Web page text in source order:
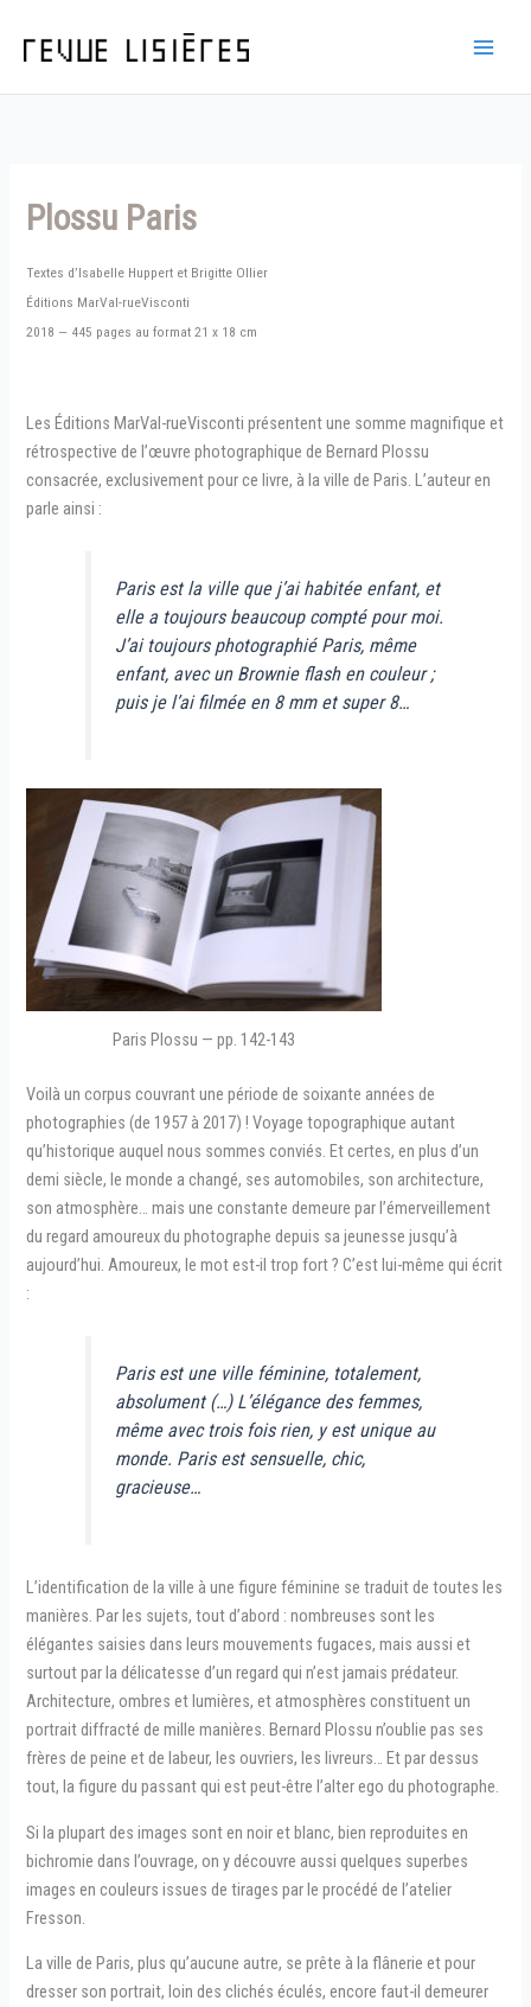
Plossu Paris
Textes d’Isabelle Huppert et Brigitte Ollier
Éditions MarVal-rueVisconti
2018 — 445 pages au format 21 x 18 cm
Les Éditions MarVal-rueVisconti présentent une somme magnifique et
rétrospective de l’œuvre photographique de Bernard Plossu
consacrée, exclusivement pour ce livre, à la ville de Paris. L’auteur en
parle ainsi :
Paris est la ville que j’ai habitée enfant, et
elle a toujours beaucoup compté pour moi.
J’ai toujours photographié Paris, même
enfant, avec un Brownie flash en couleur ;
puis je l’ai filmée en 8 mm et super 8…
Paris Plossu — pp. 142-143
Voilà un corpus couvrant une période de soixante années de
photographies (de 1957 à 2017) ! Voyage topographique autant
qu’historique auquel nous sommes conviés. Et certes, en plus d’un
demi siècle, le monde a changé, ses automobiles, son architecture,
son atmosphère… mais une constante demeure par l’émerveillement
du regard amoureux du photographe depuis sa jeunesse jusqu’à
aujourd’hui. Amoureux, le mot est-il trop fort ? C’est lui-même qui écrit
:
Paris est une ville féminine, totalement,
absolument (…) L’élégance des femmes,
même avec trois fois rien, y est unique au
monde. Paris est sensuelle, chic,
gracieuse…
L’identification de la ville à une figure féminine se traduit de toutes les
manières. Par les sujets, tout d’abord : nombreuses sont les
élégantes saisies dans leurs mouvements fugaces, mais aussi et
surtout par la délicatesse d’un regard qui n’est jamais prédateur.
Architecture, ombres et lumières, et atmosphères constituent un
portrait diffracté de mille manières. Bernard Plossu n’oublie pas ses
frères de peine et de labeur, les ouvriers, les livreurs… Et par dessus
tout, la figure du passant qui est peut-être l’alter ego du photographe.
Si la plupart des images sont en noir et blanc, bien reproduites en
bichromie dans l’ouvrage, on y découvre aussi quelques superbes
images en couleurs issues de tirages par le procédé de l’atelier
Fresson.
La ville de Paris, plus qu’aucune autre, se prête à la flânerie et pour
dresser son portrait, loin des clichés éculés, encore faut-il demeurer